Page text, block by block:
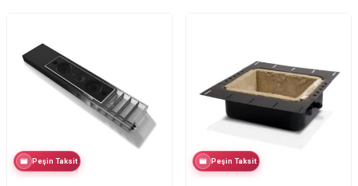
Peşin Taksit Peşin Taksit